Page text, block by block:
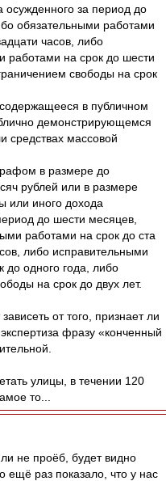
осужденного за период до
обязательными работами
часов, либо
работами на срок до шести
свободы на срок
в публичном
демонстрирующемся
средствах массовой
в размере до
рублей или в размере
или иного дохода
до шести месяцев,
работами на срок до ста
либо исправительными
до одного года, либо
на срок до двух лет.
от того, признает ли
экспертиза фразу «конченный
улицы, в течении 120
то...
не проёб, будет видно
ещё раз показало, что у нас